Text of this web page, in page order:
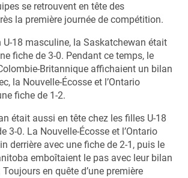
se retrouvent en tête des
la première journée de compétition.
18 masculine, la Saskatchewan était
fiche de 3-0. Pendant ce temps, le
Britannique affichaient un bilan
la Nouvelle-Écosse et l’Ontario
fiche de 1-2.
était aussi en tête chez les filles U-18
3-0. La Nouvelle-Écosse et l’Ontario
derrière avec une fiche de 2-1, puis le
emboîtaient le pas avec leur bilan
en quête d’une première